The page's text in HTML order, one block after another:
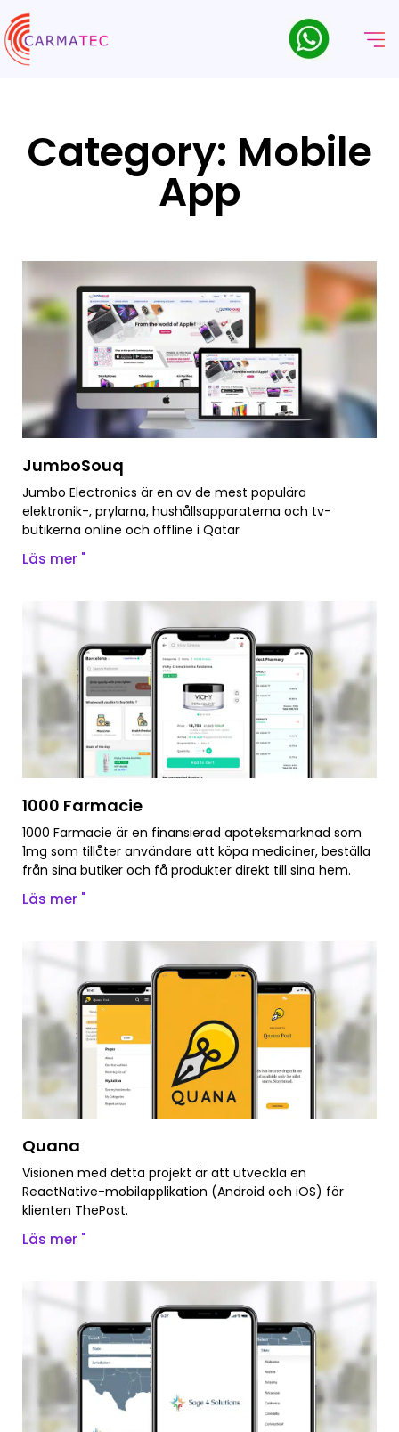
Category: Mobile
App
JumboSouq
Jumbo Electronics är en av de mest populära
elektronik-, prylarna, hushållsapparaterna och tv-
butikerna online och offline i Qatar
Läs mer "
1000 Farmacie
1000 Farmacie är en finansierad apoteksmarknad som
1mg som tillåter användare att köpa mediciner, beställa
från sina butiker och få produkter direkt till sina hem.
Läs mer "
Quana
Visionen med detta projekt är att utveckla en
ReactNative-mobilapplikation (Android och iOS) för
klienten ThePost.
Läs mer "